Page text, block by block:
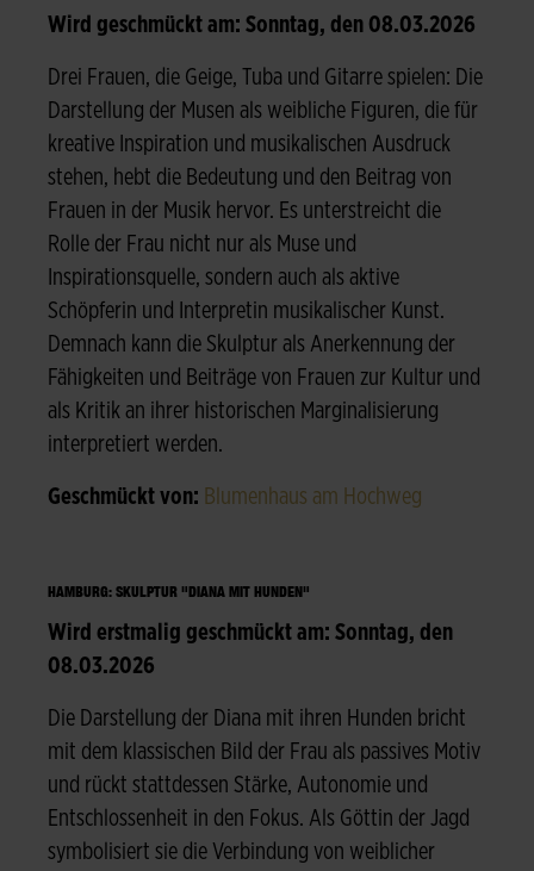
Wird geschmückt am: Sonntag, den 08.03.2026
Drei Frauen, die Geige, Tuba und Gitarre spielen: Die
Darstellung der Musen als weibliche Figuren, die für
kreative Inspiration und musikalischen Ausdruck
stehen, hebt die Bedeutung und den Beitrag von
Frauen in der Musik hervor. Es unterstreicht die
Rolle der Frau nicht nur als Muse und
Inspirationsquelle, sondern auch als aktive
Schöpferin und Interpretin musikalischer Kunst.
Demnach kann die Skulptur als Anerkennung der
Fähigkeiten und Beiträge von Frauen zur Kultur und
als Kritik an ihrer historischen Marginalisierung
interpretiert werden.
Geschmückt von: Blumenhaus am Hochweg
HAMBURG: SKULPTUR "DIANA MIT HUNDEN"
Wird erstmalig geschmückt am: Sonntag, den
08.03.2026
Die Darstellung der Diana mit ihren Hunden bricht
mit dem klassischen Bild der Frau als passives Motiv
und rückt stattdessen Stärke, Autonomie und
Entschlossenheit in den Fokus. Als Göttin der Jagd
symbolisiert sie die Verbindung von weiblicher